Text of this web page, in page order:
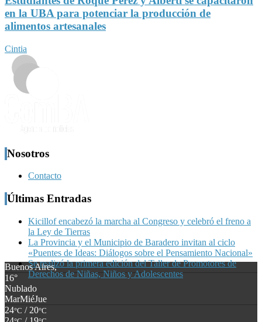
en la UBA para potenciar la producción de
alimentos artesanales
Cintia
Nosotros
Contacto
Últimas Entradas
Kicillof encabezó la marcha al Congreso y celebró el freno a
la Ley de Tierras
La Provincia y el Municipio de Baradero invitan al ciclo
«Puentes de Ideas: Diálogos sobre el Pensamiento Nacional»
Se realizó la primera edición del Taller de Promotores de
Derechos de Niñas, Niños y Adolescentes
Buenos Aires,
16°
Nublado
MarMiéJue
24°C / 20°C